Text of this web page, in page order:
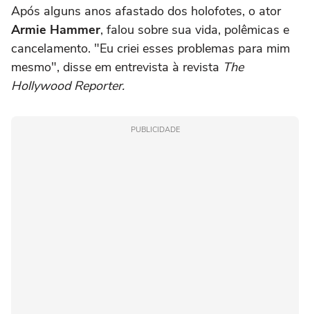
Após alguns anos afastado dos holofotes, o ator
Armie Hammer, falou sobre sua vida, polêmicas e
cancelamento. "Eu criei esses problemas para mim
mesmo", disse em entrevista à revista The
Hollywood Reporter.
PUBLICIDADE